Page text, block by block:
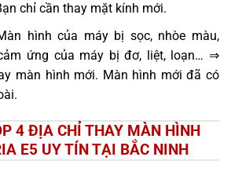
chỉ cần thay mặt kính mới.
hình của máy bị sọc, nhòe màu,
ứng của máy bị đơ, liệt, loạn… ⇒
màn hình mới. Màn hình mới đã có
4 ĐỊA CHỈ THAY MÀN HÌNH
E5 UY TÍN TẠI BẮC NINH